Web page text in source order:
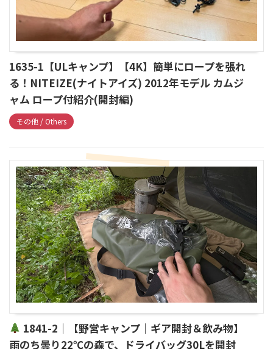
1635-1【ULキャンプ】【4K】簡単にロープを張れ
る！NITEIZE(ナイトアイズ) 2012年モデル カムジ
ャム ロープ付紹介(開封編)
その他 / Others
1841-2｜【野営キャンプ｜ギア開封＆飲み物】
雨のち曇り22℃の森で、ドライバッグ30Lを開封